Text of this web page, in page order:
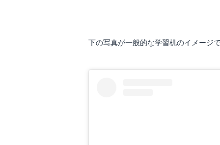
下の写真が一般的な学習机のイメージで